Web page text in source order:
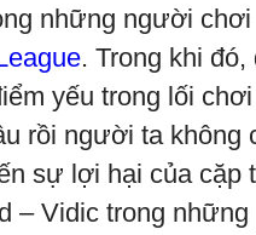
những người
. Trong khi
yếu trong lối
rồi người ta không
sự lợi hại của cặp
– Vidic trong những